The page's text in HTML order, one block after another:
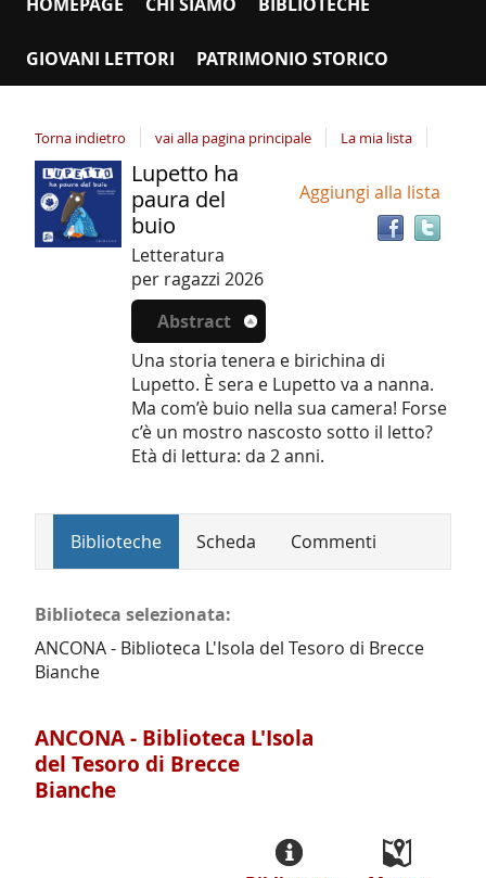
GIOVANI LETTORI PATRIMONIO STORICO
Torna indietro vai alla pagina principale La mia lista
Dettaglio
del
documento
Aggiungi alla lista
Lupetto ha
paura del
buio
Letteratura
per ragazzi 2026
Abstract
Una storia tenera e birichina di
Lupetto. È sera e Lupetto va a nanna.
Ma com’è buio nella sua camera! Forse
c’è un mostro nascosto sotto il letto?
Età di lettura: da 2 anni.
Biblioteche Scheda Commenti
Biblioteca selezionata:
ANCONA - Biblioteca L'Isola del Tesoro di Brecce
Bianche
ANCONA - Biblioteca L'Isola
del Tesoro di Brecce
Bianche